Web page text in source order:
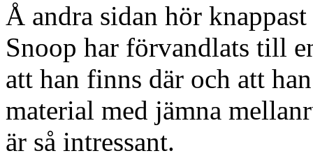
Å andra sidan hör
Snoop har förvandlats till
att han finns där och att
material med jämna
är så intressant.